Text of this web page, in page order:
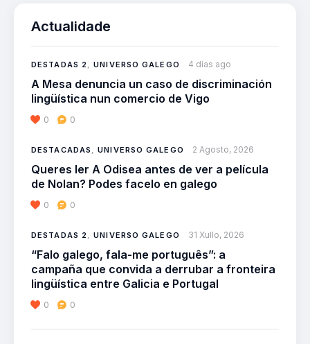
Actualidade
DESTADAS 2,UNIVERSO GALEGO 4 días ago
A Mesa denuncia un caso de discriminación
lingüística nun comercio de Vigo
0 0
DESTACADAS ,UNIVERSO GALEGO 2 Agosto, 2026
Queres ler A Odisea antes de ver a película
de Nolan? Podes facelo en galego
0 0
DESTADAS 2,UNIVERSO GALEGO 31 Xullo, 2026
“Falo galego, fala-me português”: a
campaña que convida a derrubar a fronteira
lingüística entre Galicia e Portugal
0 0